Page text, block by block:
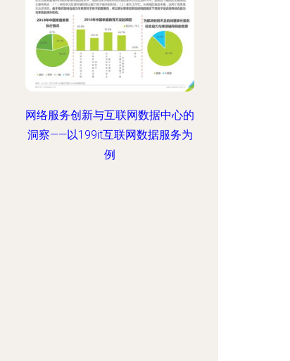
网络服务创新与互联网数据中心的
洞察——以199it互联网数据服务为
例